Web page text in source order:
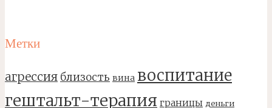
Метки
агрессия близость вина воспитание
гештальт-терапия границы деньги